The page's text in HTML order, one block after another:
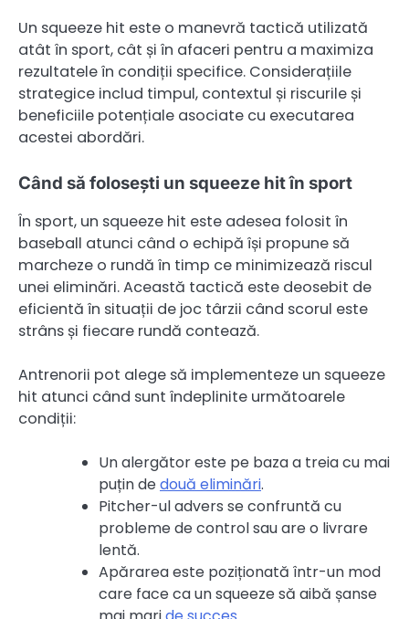
Un squeeze hit este o manevră tactică utilizată
atât în sport, cât și în afaceri pentru a maximiza
rezultatele în condiții specifice. Considerațiile
strategice includ timpul, contextul și riscurile și
beneficiile potențiale asociate cu executarea
acestei abordări.
Când să folosești un squeeze hit în sport
În sport, un squeeze hit este adesea folosit în
baseball atunci când o echipă își propune să
marcheze o rundă în timp ce minimizează riscul
unei eliminări. Această tactică este deosebit de
eficientă în situații de joc târzii când scorul este
strâns și fiecare rundă contează.
Antrenorii pot alege să implementeze un squeeze
hit atunci când sunt îndeplinite următoarele
condiții:
Un alergător este pe baza a treia cu mai
puțin dedouă eliminări.
Pitcher-ul advers se confruntă cu
probleme de control sau are o livrare
lentă.
Apărarea este poziționată într-un mod
care face ca un squeeze să aibă șanse